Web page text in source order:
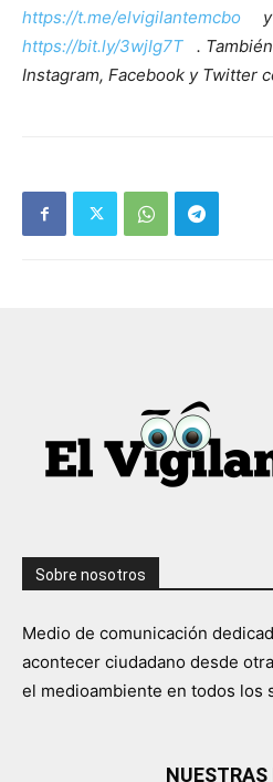
https://t.me/elvigilantemcbo y
https://bit.ly/3wjIg7T .
Instagram, Facebook y Twitter
Sobre nosotros
Medio de comunicación
acontecer ciudadano desde
el medioambiente en todos los
NUESTRAS